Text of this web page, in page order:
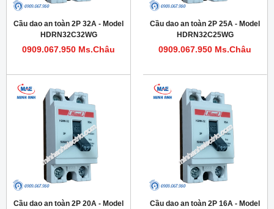
Cầu dao an toàn 2P 32A - Model
HDRN32C32WG
0909.067.950 Ms.Châu
Cầu dao an toàn 2P 25A - Model
HDRN32C25WG
0909.067.950 Ms.Châu
Cầu dao an toàn 2P 20A - Model
Cầu dao an toàn 2P 16A - Model